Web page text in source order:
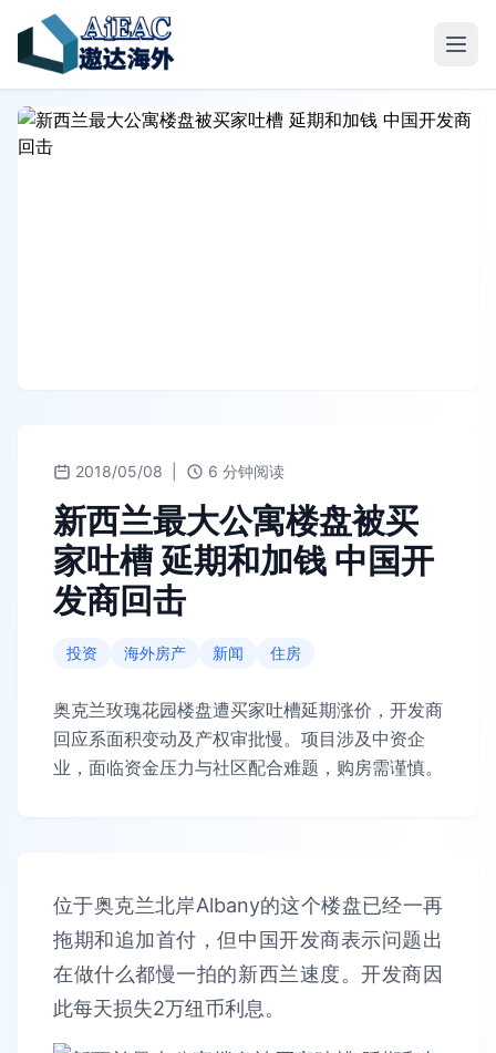
2018/05/08 6 分钟阅读
新西兰最大公寓楼盘被买
家吐槽 延期和加钱 中国开
发商回击
投资 海外房产 新闻 住房
奥克兰玫瑰花园楼盘遭买家吐槽延期涨价，开发商
回应系面积变动及产权审批慢。项目涉及中资企
业，面临资金压力与社区配合难题，购房需谨慎。
位于奥克兰北岸Albany的这个楼盘已经一再
拖期和追加首付，但中国开发商表示问题出
在做什么都慢一拍的新西兰速度。开发商因
此每天损失2万纽币利息。